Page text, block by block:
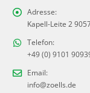
Adresse:
Kapell-Leite 2
Telefon:
+49 (0) 9101
Email:
info@zoells.de